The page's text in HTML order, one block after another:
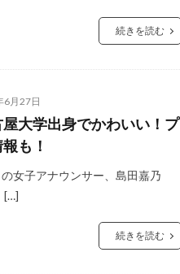
続きを読む
6月27日
大学出身でかわいい！プ
も！
女子アナウンサー、島田嘉乃
[…]
続きを読む